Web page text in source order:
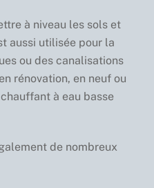
à niveau les sols et
aussi utilisée pour la
ou des canalisations
rénovation, en neuf ou
à eau basse
de nombreux